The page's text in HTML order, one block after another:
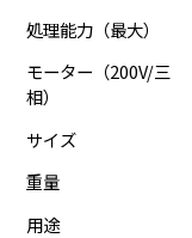
処理能力（最大）
モーター（200V/三
相）
サイズ
重量
用途